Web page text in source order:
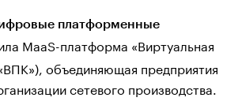
платформенные
MaaS-платформа «Виртуальная
объединяющая предприятия
сетевого производства.